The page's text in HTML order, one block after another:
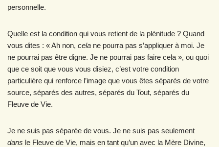
personnelle.
Quelle est la condition qui vous retient de la plénitude ? Quand
vous dites : « Ah non, cela ne pourra pas s’appliquer à moi. Je
ne pourrai pas être digne. Je ne pourrai pas faire cela », ou quoi
que ce soit que vous vous disiez, c’est votre condition
particulière qui renforce l’image que vous êtes séparés de votre
source, séparés des autres, séparés du Tout, séparés du
Fleuve de Vie.
Je ne suis pas séparée de vous. Je ne suis pas seulement
dans le Fleuve de Vie, mais en tant qu’un avec la Mère Divine,